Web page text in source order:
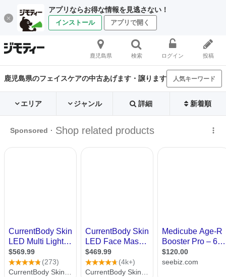
アプリならお得な情報を見逃さない！
インストール アプリで開く
鹿児島県 検索 ログイン 投稿
鹿児島県のフェイスケアの中古あげます・譲ります 人気キーワード
エリア ジャンル 詳細 新着順